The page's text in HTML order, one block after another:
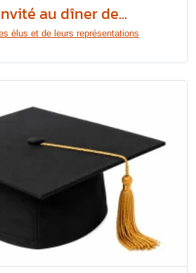
au dîner de...
élus et de leurs représentations